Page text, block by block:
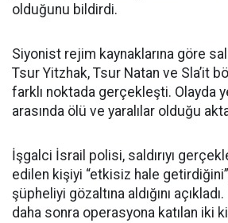
olduğunu bildirdi.
Siyonist rejim kaynaklarına göre
Tsur Yitzhak, Tsur Natan ve Sla’it
farklı noktada gerçekleşti. Olayda
arasında ölü ve yaralılar olduğu
İşgalci İsrail polisi, saldırıyı
edilen kişiyi “etkisiz hale
şüpheliyi gözaltına aldığını
daha sonra operasyona katılan iki